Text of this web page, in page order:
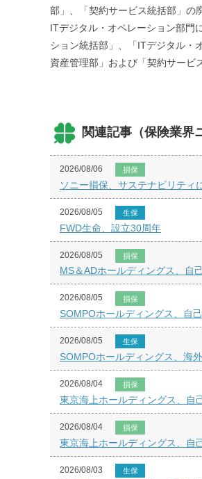
部」、「契約サービス統括部」の
ITデジタル・オペレーション部門
ション統括部」、「ITデジタル・
資産管理部」および「契約サービ
関連記事（保険業界
2026/08/06 損保
ソニー損保、サステナビリティ
2026/08/05 生保
FWD生命、設立30周年
2026/08/05 損保
MS＆ADホールディングス、自
2026/08/05 損保
SOMPOホールディングス、自
2026/08/05 生保
SOMPOホールディングス、海
2026/08/04 損保
東京海上ホールディングス、自
2026/08/04 損保
東京海上ホールディングス、自
2026/08/03 生保